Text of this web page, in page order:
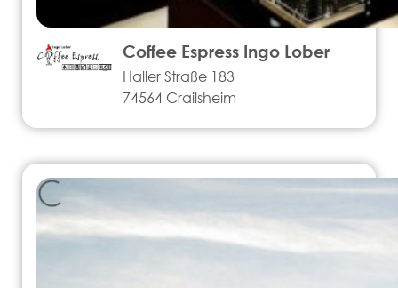
Coffee Espress Ingo Lober
Haller Straße 183
74564 Crailsheim